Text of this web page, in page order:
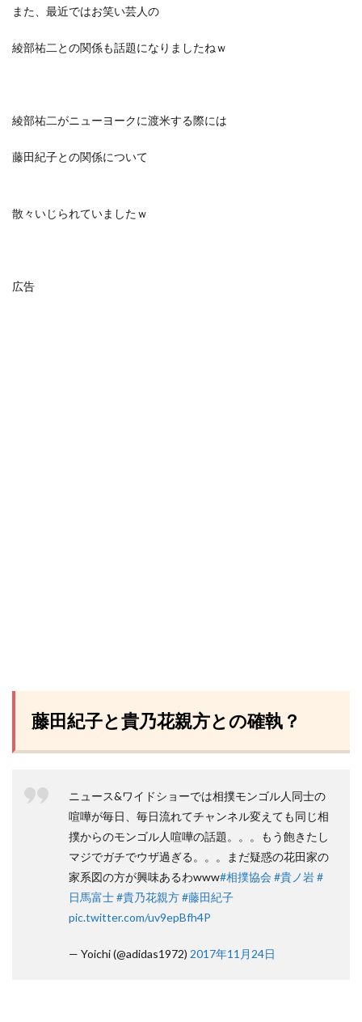
また、最近ではお笑い芸人の
綾部祐二との関係も話題になりましたねｗ
綾部祐二がニューヨークに渡米する際には
藤田紀子との関係について
散々いじられていましたｗ
広告
藤田紀子と貴乃花親方との確執？
ニュース&ワイドショーでは相撲モンゴル人同士の
喧嘩が毎日、毎日流れてチャンネル変えても同じ相
撲からのモンゴル人喧嘩の話題。。。もう飽きたし
マジでガチでウザ過ぎる。。。まだ疑惑の花田家の
家系図の方が興味あるわwww#相撲協会 #貴ノ岩#
日馬富士#貴乃花親方#藤田紀子
pic.twitter.com/uv9epBfh4P
— Yoichi (@adidas1972) 2017年11月24日